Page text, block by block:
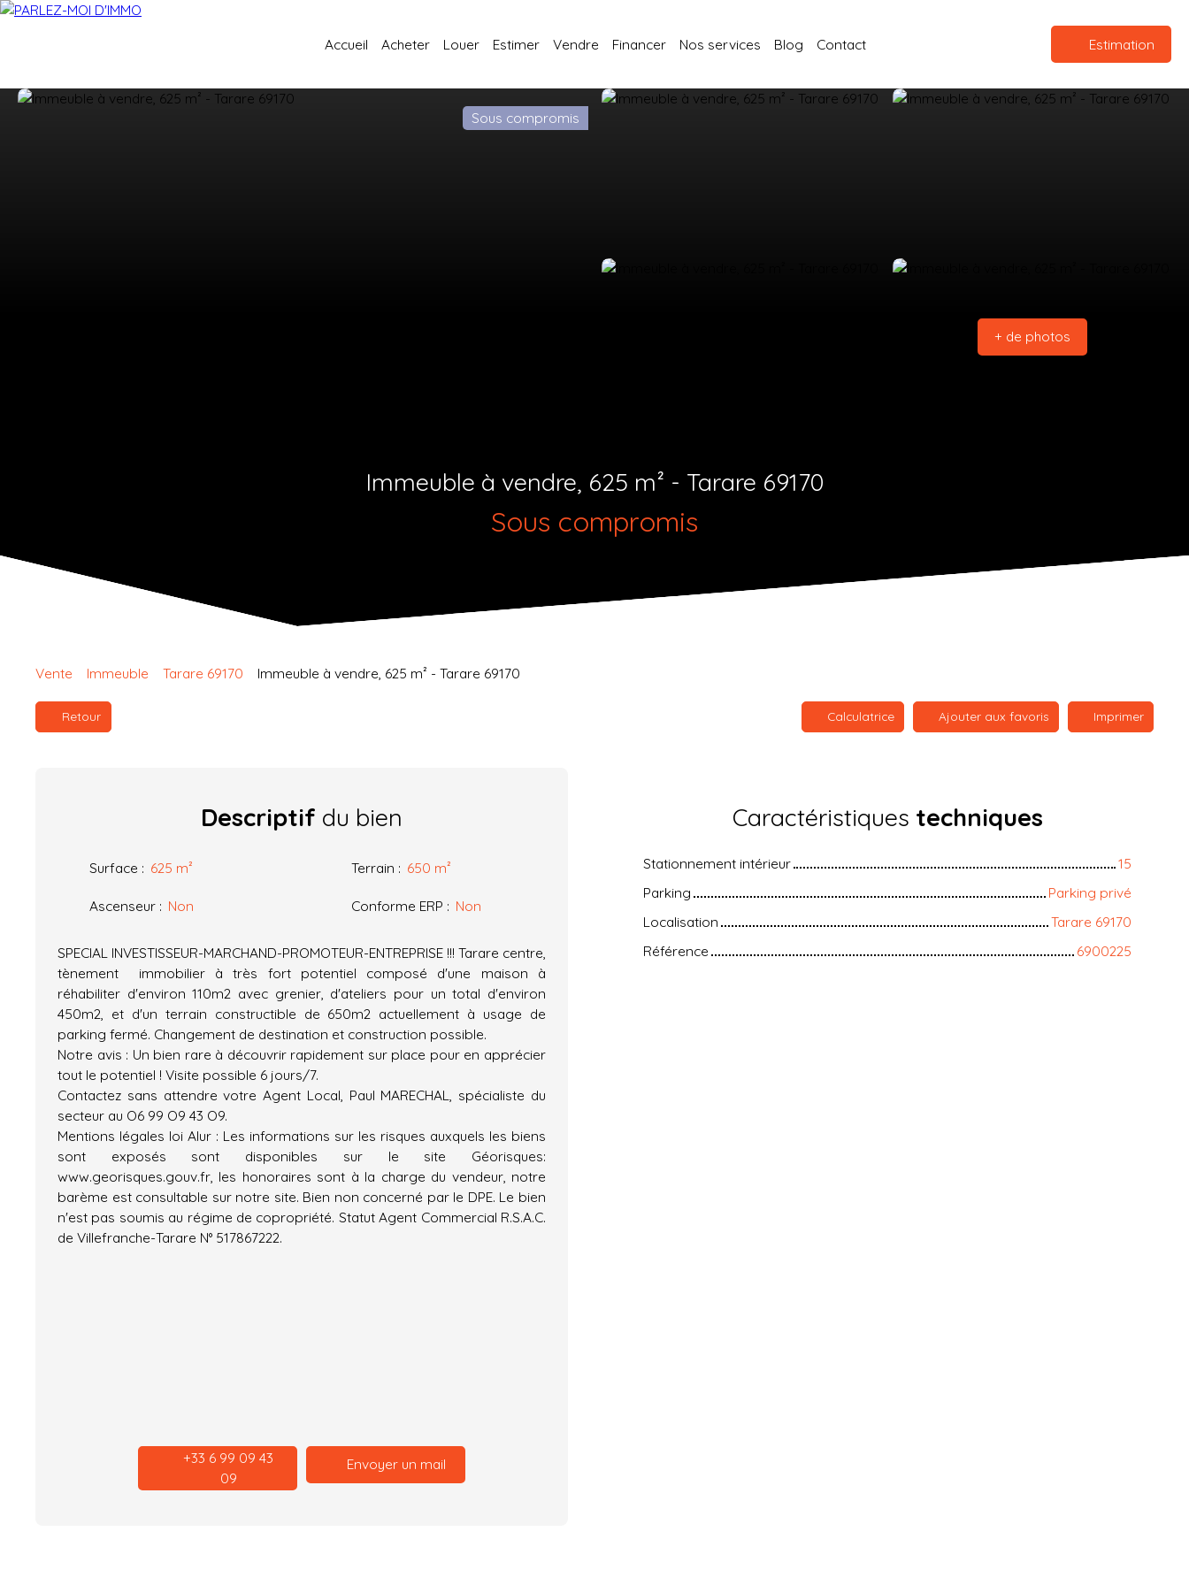
Accueil Acheter Louer Estimer Vendre Financer Nos services Blog Contact Estimation
Sous compromis
+ de photos
Immeuble à vendre, 625 m² - Tarare 69170
Sous compromis
Vente Immeuble Tarare 69170 Immeuble à vendre, 625 m² - Tarare 69170
Retour Calculatrice Ajouter aux favoris Imprimer
Descriptif du bien
Surface : 625 m² Terrain : 650 m²
Ascenseur : Non Conforme ERP : Non
SPECIAL INVESTISSEUR-MARCHAND-PROMOTEUR-ENTREPRISE !!! Tarare centre,
tènement immobilier à très fort potentiel composé d'une maison à
réhabiliter d'environ 110m2 avec grenier, d'ateliers pour un total d'environ
450m2, et d'un terrain constructible de 650m2 actuellement à usage de
parking fermé. Changement de destination et construction possible.
Notre avis : Un bien rare à découvrir rapidement sur place pour en apprécier
tout le potentiel ! Visite possible 6 jours/7.
Contactez sans attendre votre Agent Local, Paul MARECHAL, spécialiste du
secteur au O6 99 O9 43 O9.
Mentions légales loi Alur : Les informations sur les risques auxquels les biens
sont exposés sont disponibles sur le site Géorisques:
www.georisques.gouv.fr, les honoraires sont à la charge du vendeur, notre
barème est consultable sur notre site. Bien non concerné par le DPE. Le bien
n'est pas soumis au régime de copropriété. Statut Agent Commercial R.S.A.C.
de Villefranche-Tarare N° 517867222.
+33 6 99 09 43
09
Envoyer un mail
Caractéristiques techniques
Stationnement intérieur
15
Parking
Parking privé
Localisation
Tarare 69170
Référence
6900225